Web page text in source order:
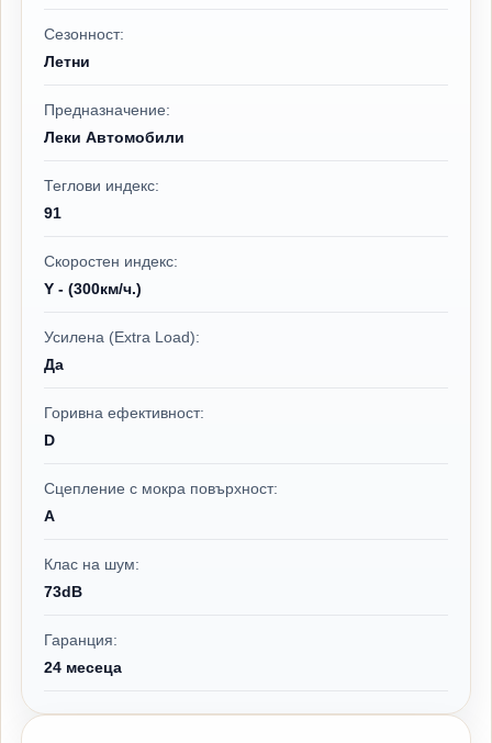
Сезонност:
Летни
Предназначение:
Леки Автомобили
Теглови индекс:
91
Скоростен индекс:
Y - (300км/ч.)
Усилена (Extra Load):
Да
Горивна ефективност:
D
Сцепление с мокра повърхност:
A
Клас на шум:
73dB
Гаранция:
24 месеца